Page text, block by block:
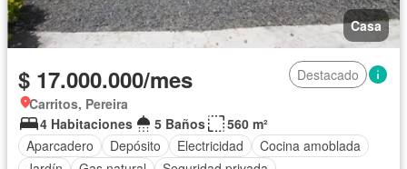
Casa
$ 17.000.000/mes
Destacado
Carritos, Pereira
4 Habitaciones
5 Baños
560 m²
Aparcadero
Depósito Electricidad
Cocina amoblada